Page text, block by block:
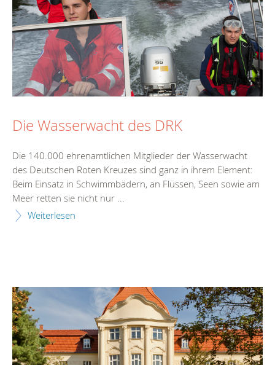
Die Wasserwacht des DRK
Die 140.000 ehrenamtlichen Mitglieder der Wasserwacht
des Deutschen Roten Kreuzes sind ganz in ihrem Element:
Beim Einsatz in Schwimmbädern, an Flüssen, Seen sowie am
Meer retten sie nicht nur ...
Weiterlesen